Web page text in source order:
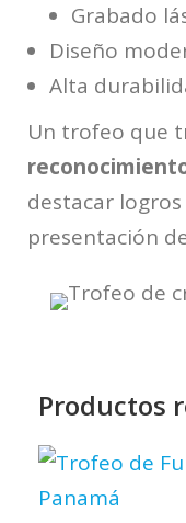
Grabado
Diseño
Alta
Un trofeo que
destacar
presentación
Productos